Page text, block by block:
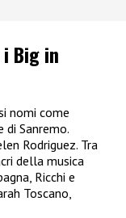
Big in
nomi come
di Sanremo.
Rodriguez. Tra
della musica
Ricchi e
Toscano,